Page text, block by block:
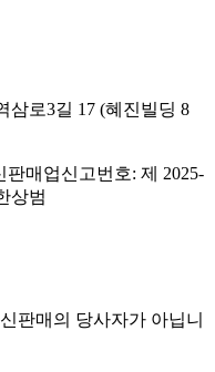
삼로3길 17 (혜진빌딩 8
판매업신고번호: 제 2025-
상범
판매의 당사자가 아닙니